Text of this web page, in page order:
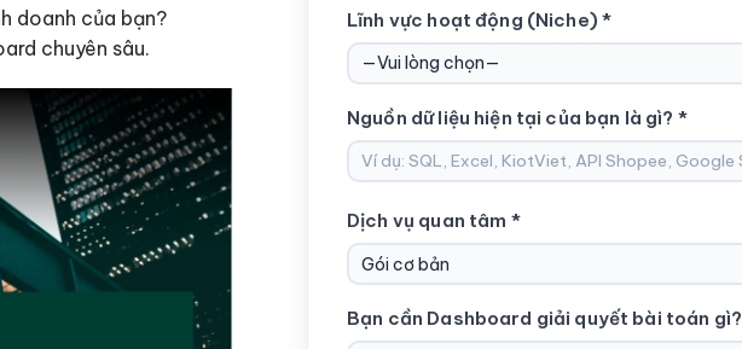
doanh của bạn?
chuyên sâu.
Lĩnh vực hoạt động (Niche) *
Nguồn dữ liệu hiện tại của bạn là gì? *
Dịch vụ quan tâm *
Bạn cần Dashboard giải quyết bài toán gì?